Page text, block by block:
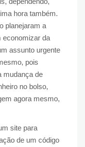
hora também.
planejaram a
economizar da
assunto urgente
pois
mudança de
no bolso,
agora mesmo,
site para
de um código